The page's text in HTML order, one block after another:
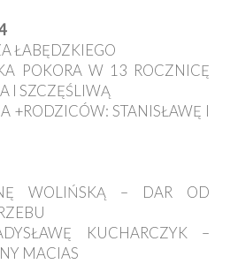
ŁABĘDZKIEGO
POKORA W 13 ROCZNICĘ
I SZCZĘŚLIWĄ
+RODZICÓW: STANISŁAWĘ I
WOLIŃSKĄ – DAR OD
KUCHARCZYK –
MACIAS